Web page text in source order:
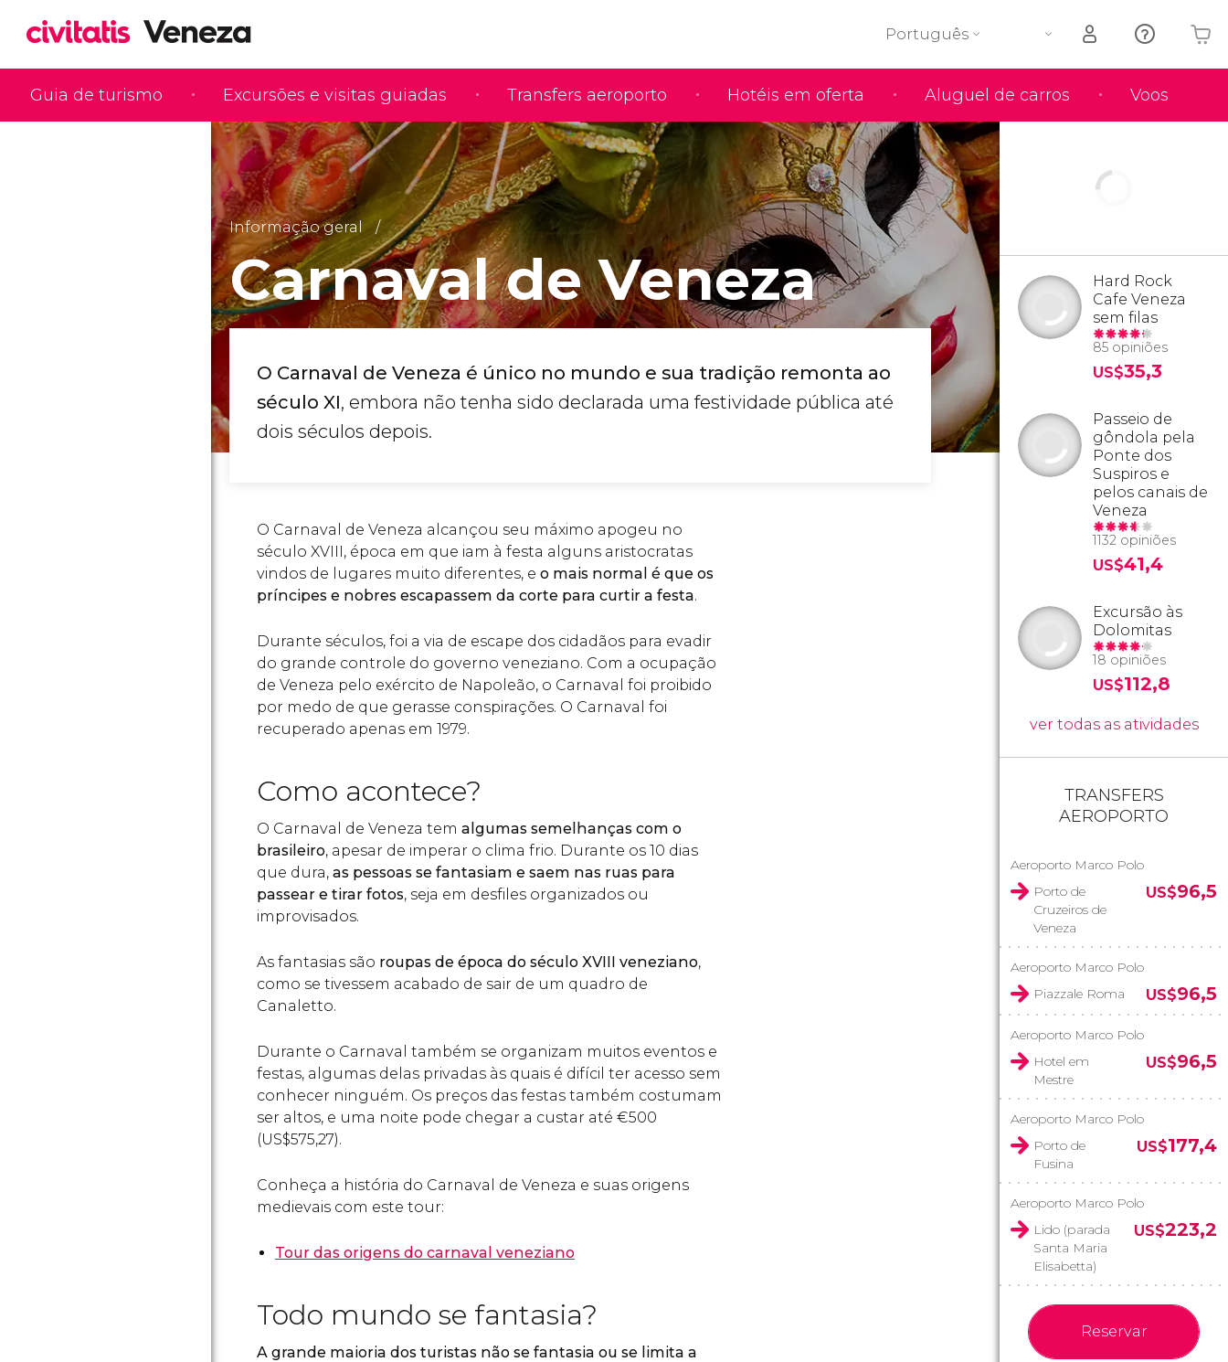
Guia de turismo Excursões e visitas guiadas Transfers aeroporto Hotéis em oferta Aluguel de carros Voos
Português
O seu carrinho está vazio
Informação geral
Carnaval de Veneza
O Carnaval de Veneza é único no mundo e sua tradição remonta ao
século XI, embora não tenha sido declarada uma festividade pública até
dois séculos depois.
O Carnaval de Veneza alcançou seu máximo apogeu no
século XVIII, época em que iam à festa alguns aristocratas
vindos de lugares muito diferentes, e o mais normal é que os
príncipes e nobres escapassem da corte para curtir a festa.
Durante séculos, foi a via de escape dos cidadãos para evadir
do grande controle do governo veneziano. Com a ocupação
de Veneza pelo exército de Napoleão, o Carnaval foi proibido
por medo de que gerasse conspirações. O Carnaval foi
recuperado apenas em 1979.
Como acontece?
O Carnaval de Veneza tem algumas semelhanças com o
brasileiro, apesar de imperar o clima frio. Durante os 10 dias
que dura, as pessoas se fantasiam e saem nas ruas para
passear e tirar fotos, seja em desfiles organizados ou
improvisados.
As fantasias são roupas de época do século XVIII veneziano,
como se tivessem acabado de sair de um quadro de
Canaletto.
Durante o Carnaval também se organizam muitos eventos e
festas, algumas delas privadas às quais é difícil ter acesso sem
conhecer ninguém. Os preços das festas também costumam
ser altos, e uma noite pode chegar a custar até €500
(US$575,27).
Conheça a história do Carnaval de Veneza e suas origens
medievais com este tour:
Tour das origens do carnaval veneziano
Todo mundo se fantasia?
A grande maioria dos turistas não se fantasia ou se limita a
Hard Rock
Cafe Veneza
sem filas
85 opiniões
US$35,3
Passeio de
gôndola pela
Ponte dos
Suspiros e
pelos canais de
Veneza
1132 opiniões
US$41,4
Excursão às
Dolomitas
18 opiniões
US$112,8
ver todas as atividades
TRANSFERS
AEROPORTO
Aeroporto Marco Polo
Porto de
Cruzeiros de
Veneza
US$96,5
Aeroporto Marco Polo
Piazzale Roma
US$96,5
Aeroporto Marco Polo
Hotel em
Mestre
US$96,5
Aeroporto Marco Polo
Porto de
Fusina
US$177,4
Aeroporto Marco Polo
Lido (parada
Santa Maria
Elisabetta)
US$223,2
Reservar